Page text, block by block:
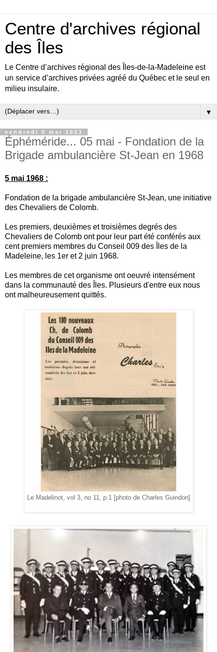
Centre d'archives régional
des Îles
Le Centre d’archives régional des Îles-de-la-Madeleine est
un service d’archives privées agréé du Québec et le seul en
milieu insulaire.
▼
vendredi 5 mai 2023
Éphéméride... 05 mai - Fondation de la
Brigade ambulancière St-Jean en 1968
5 mai 1968 :
Fondation de la brigade ambulancière St-Jean, une initiative
des Chevaliers de Colomb.
Les premiers, deuxièmes et troisièmes degrés des
Chevaliers de Colomb ont pour leur part été conférés aux
cent premiers membres du Conseil 009 des Îles de la
Madeleine, les 1er et 2 juin 1968.
Les membres de cet organisme ont oeuvré intensément
dans la communauté des Îles. Plusieurs d'entre eux nous
ont malheureusement quittés.
Le Madelinot, vol 3, no 11, p.1 [photo de Charles Guindon]